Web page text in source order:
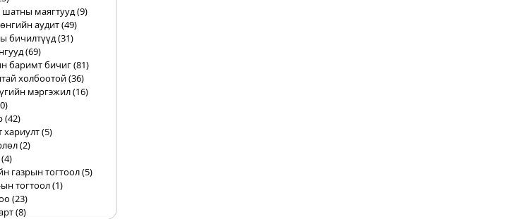
шатны маягтууд(9)
аудит(49)
бичилтүүд(31)
(69)
баримт бичиг(81)
холбоотой(36)
мэргэжил(16)
(42)
хариулт(5)
(2)
(4)
газрын тогтоол(5)
тогтоол(1)
(23)
(8)